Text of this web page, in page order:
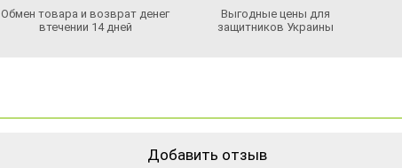
Обмен товара и возврат денег
втечении 14 дней
Выгодные цены для
защитников Украины
Добавить отзыв